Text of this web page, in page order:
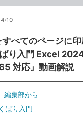
べてのページに
ばり入門 Excel
対応』動画解説
編集部から
ばり入門